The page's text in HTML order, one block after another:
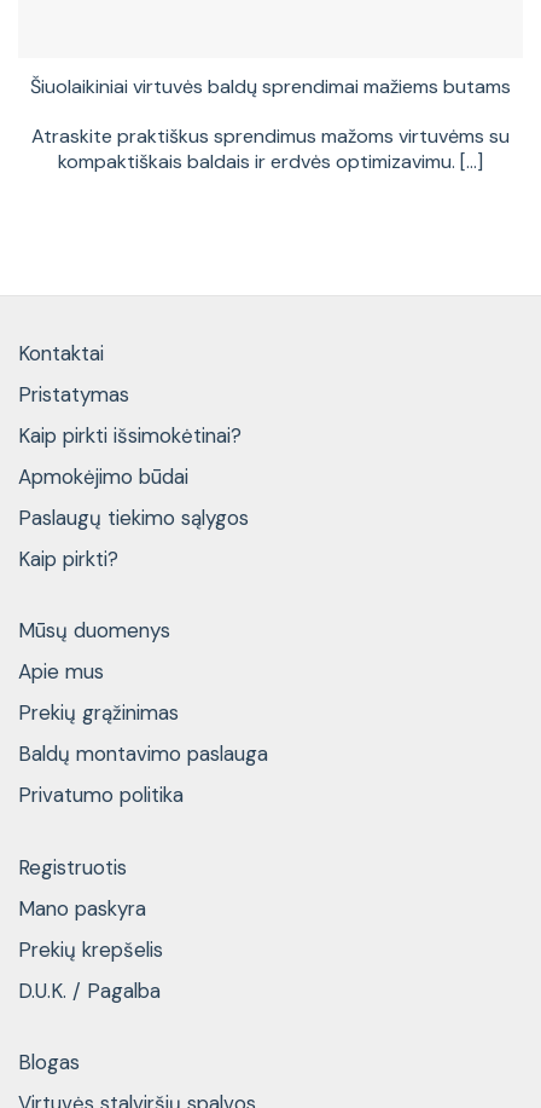
Šiuolaikiniai virtuvės baldų sprendimai mažiems butams
Atraskite praktiškus sprendimus mažoms virtuvėms su
kompaktiškais baldais ir erdvės optimizavimu. [...]
Kontaktai
Pristatymas
Kaip pirkti išsimokėtinai?
Apmokėjimo būdai
Paslaugų tiekimo sąlygos
Kaip pirkti?
Mūsų duomenys
Apie mus
Prekių grąžinimas
Baldų montavimo paslauga
Privatumo politika
Registruotis
Mano paskyra
Prekių krepšelis
D.U.K. / Pagalba
Blogas